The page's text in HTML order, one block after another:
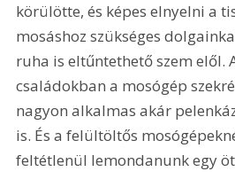
körülötte, és képes elnyelni a
mosáshoz szükséges
ruha is eltűntethető szem elől.
családokban a mosógép
nagyon alkalmas akár
is. És a felültöltős
feltétlenül lemondanunk egy